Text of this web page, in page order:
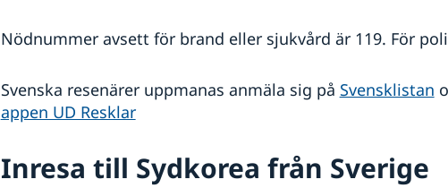
Nödnummer avsett för brand eller sjukvård är 119. För
Svenska resenärer uppmanas anmäla sig på Svensklistan
appen UD Resklar
Inresa till Sydkorea från Sverige